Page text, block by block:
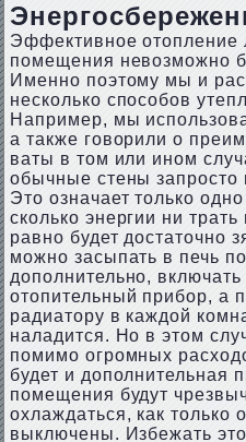
Эффективное отопление
помещения невозможно
Именно поэтому мы и
несколько способов
Например, мы
а также говорили о
ваты в том или ином
обычные стены запросто
Это означает только
сколько энергии ни
равно будет достаточно
можно засыпать в печь
дополнительно,
отопительный прибор, а
радиатору в каждой
наладится. Но в этом
помимо огромных
будет и дополнительная
помещения будут
охлаждаться, как только
выключены. Избежать